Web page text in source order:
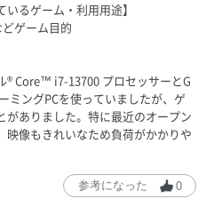
いるゲーム・利用用途】
ゲーム目的
® Core™ i7-13700 プロセッサーとG
ミングPCを使っていましたが、ゲ
がありました。特に最近のオープン
映像もきれいなため負荷がかかりや
参考になった 0